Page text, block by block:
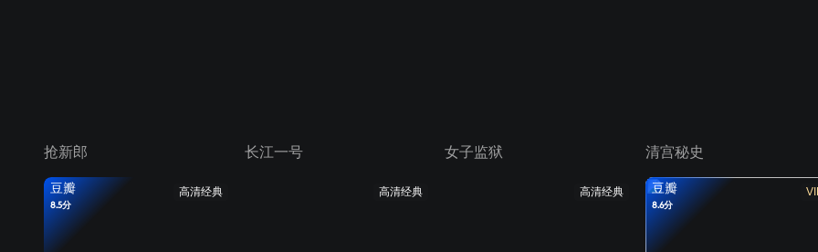
抢新郎 长江一号 女子监狱 清宫秘史
高清经典
豆瓣
8.5分
高清经典 高清经典 豆瓣
8.6分